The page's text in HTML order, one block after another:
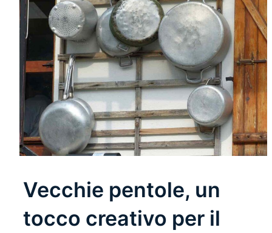
Vecchie pentole, un
tocco creativo per il